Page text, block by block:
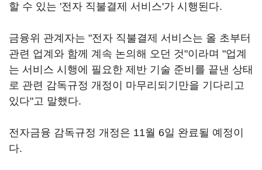
할 수 있는 '전자 직불결제 서비스'가 시행된다.
금융위 관계자는 "전자 직불결제 서비스는 올 초부터
관련 업계와 함께 계속 논의해 오던 것"이라며 "업계
는 서비스 시행에 필요한 제반 기술 준비를 끝낸 상태
로 관련 감독규정 개정이 마무리되기만을 기다리고
있다"고 말했다.
전자금융 감독규정 개정은 11월 6일 완료될 예정이
다.